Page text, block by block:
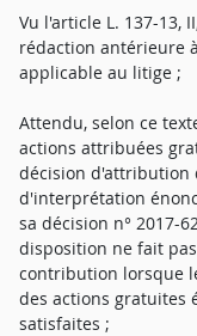
Vu l'article L. 137-13,
rédaction antérieure
applicable au litige ;
Attendu, selon ce
actions attribuées
décision d'attribution
d'interprétation
sa décision n° 2017-
disposition ne fait
contribution lorsque
des actions gratuites
satisfaites ;